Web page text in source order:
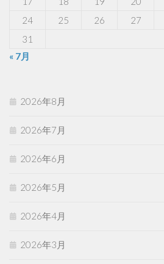
24
25 26 27
31
« 7月
2026年8月
2026年7月
2026年6月
2026年5月
2026年4月
2026年3月